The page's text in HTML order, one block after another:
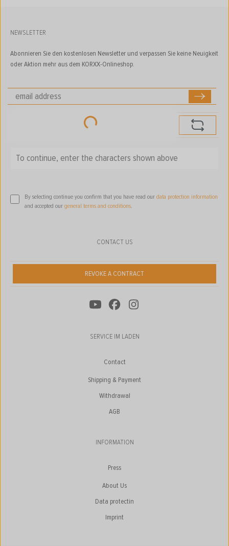
CONTACT US
REVOKE A CONTRACT
SERVICE IM LADEN
Contact
Shipping & Payment
Withdrawal
AGB
INFORMATION
Press
About Us
Data protectin
Imprint
NEWSLETTER
Abonnieren Sie den kostenlosen Newsletter und verpassen Sie keine Neuigkeit
oder Aktion mehr aus dem KORXX-Onlineshop.
Loading...
By selecting continue you confirm that you have read our data protection information
and accepted our general terms and conditions.